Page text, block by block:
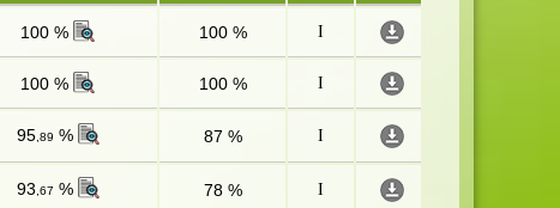
100 % 100 % I
100 % 100 % I
95,89 % 87 % I
93 ,67 % 78 % I